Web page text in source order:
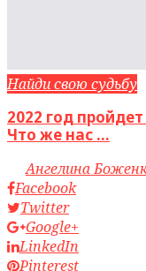
Найди свою судьбу
2022 год
Что же нас ...
byАнгелина
Facebook
Twitter
Google+
LinkedIn
Pinterest